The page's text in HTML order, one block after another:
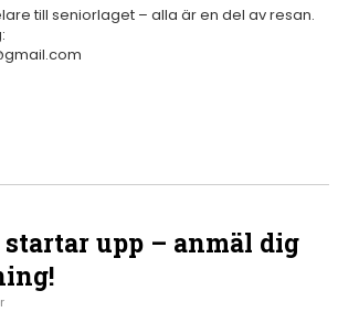
till seniorlaget – alla är en del av resan.
upp – anmäl dig